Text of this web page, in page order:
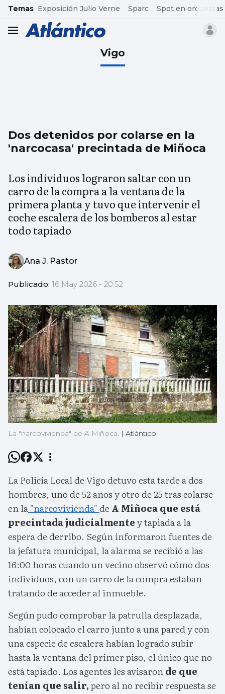
common.go-to-content
Temas Exposición Julio Verne Sparc Spot en orquestas
header.menu.open
Vigo
Dos detenidos por colarse en la
'narcocasa' precintada de Miñoca
Los individuos lograron saltar con un
carro de la compra a la ventana de la
primera planta y tuvo que intervenir el
coche escalera de los bomberos al estar
todo tapiado
Ana J. Pastor
Publicado: 16 May 2026 - 20:52
La "narcovivienda" de A Miñoca. | Atlántico
La Policía Local de Vigo detuvo esta tarde a dos
hombres, uno de 52 años y otro de 25 tras colarse
en la"narcovivienda"de A Miñoca que está
precintada judicialmentey tapiada a la
espera de derribo. Según informaron fuentes de
la jefatura municipal, la alarma se recibió a las
16:00 horas cuando un vecino observó cómo dos
individuos, con un carro de la compra estaban
tratando de acceder al inmueble.
Según pudo comprobar la patrulla desplazada,
habían colocado el carro junto a una pared y con
una especie de escalera habían logrado subir
hasta la ventana del primer piso, el único que no
está tapiado. Los agentes les avisaronde que
tenían que salir,pero al no recibir respuesta se